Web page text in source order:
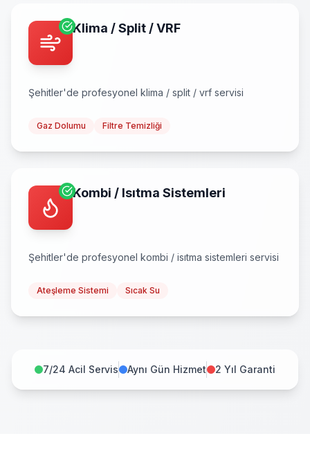
Klima / Split / VRF
Şehitler'de profesyonel klima / split / vrf servisi
Gaz Dolumu Filtre Temizliği
Kombi / Isıtma Sistemleri
Şehitler'de profesyonel kombi / isıtma sistemleri servisi
Ateşleme Sistemi Sıcak Su
7/24 Acil Servis Aynı Gün Hizmet 2 Yıl Garanti